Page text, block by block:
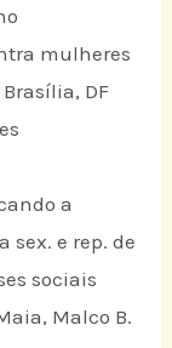
mulheres
DF
a
sex. e rep. de
sociais
Malco B.